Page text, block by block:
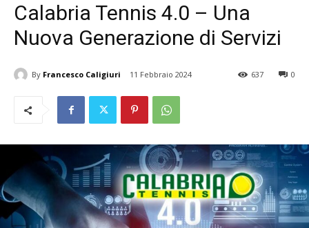
Calabria Tennis 4.0 – Una
Nuova Generazione di Servizi
By Francesco Caligiuri 11 Febbraio 2024 0
637